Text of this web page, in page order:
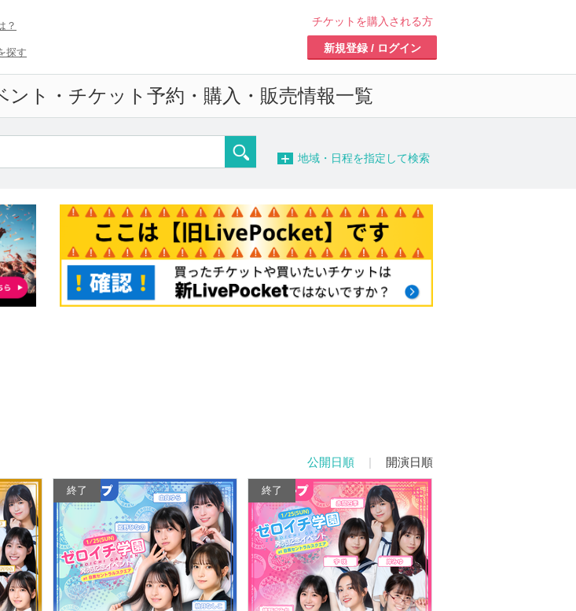
？
探す
チケットを購入される方
新規登録 / ログイン
ント・チケット予約・購入・販売情報一覧
− 地域・日程を指定して検索
公開日順 | 開演日順
終了 終了